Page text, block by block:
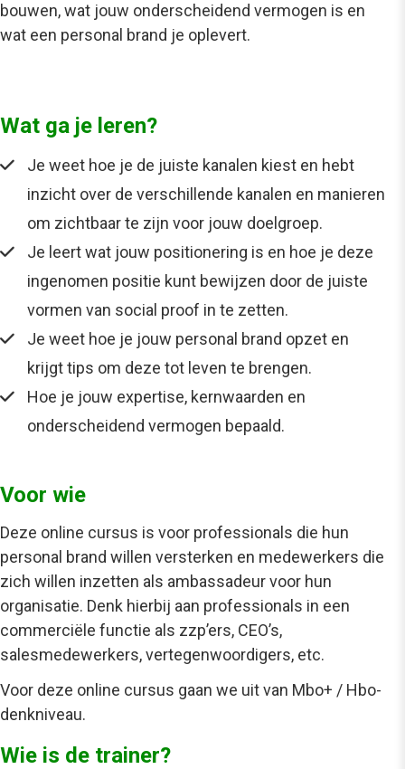
bouwen, wat jouw onderscheidend vermogen is en
wat een personal brand je oplevert.
Wat ga je leren?
Je weet hoe je de juiste kanalen kiest en hebt
inzicht over de verschillende kanalen en manieren
om zichtbaar te zijn voor jouw doelgroep.
Je leert wat jouw positionering is en hoe je deze
ingenomen positie kunt bewijzen door de juiste
vormen van social proof in te zetten.
Je weet hoe je jouw personal brand opzet en
krijgt tips om deze tot leven te brengen.
Hoe je jouw expertise, kernwaarden en
onderscheidend vermogen bepaald.
Voor wie
Deze online cursus is voor professionals die hun
personal brand willen versterken en medewerkers die
zich willen inzetten als ambassadeur voor hun
organisatie. Denk hierbij aan professionals in een
commerciële functie als zzp’ers, CEO’s,
salesmedewerkers, vertegenwoordigers, etc.
Voor deze online cursus gaan we uit van Mbo+ / Hbo-
denkniveau.
Wie is de trainer?